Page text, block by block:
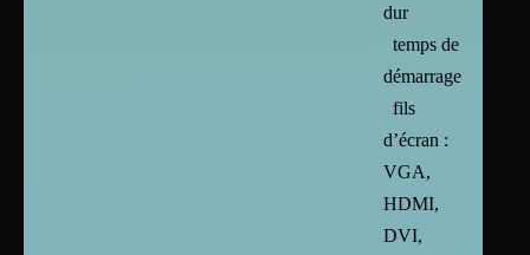
dur
temps de
démarrage
fils
d’écran :
VGA,
HDMI,
DVI,